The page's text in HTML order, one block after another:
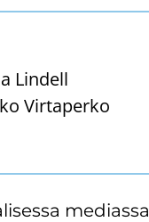
Lindell
Virtaperko
mediassa